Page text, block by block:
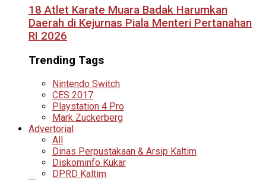
18 Atlet Karate Muara Badak Harumkan
Daerah di Kejurnas Piala Menteri Pertanahan
RI 2026
Trending Tags
Nintendo Switch
CES 2017
Playstation 4 Pro
Mark Zuckerberg
Advertorial
All
Dinas Perpustakaan & Arsip Kaltim
Diskominfo Kukar
DPRD Kaltim